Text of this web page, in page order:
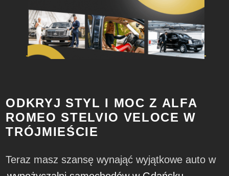
ODKRYJ STYL I MOC Z ALFA
ROMEO STELVIO VELOCE W
TRÓJMIEŚCIE
Teraz masz szansę wynająć wyjątkowe auto w